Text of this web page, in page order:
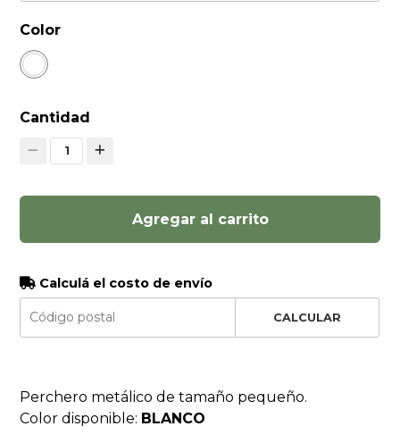
Color
Cantidad
1
Agregar al carrito
Calculá el costo de envío
CALCULAR
Perchero metálico de tamaño pequeño.
Color disponible: BLANCO